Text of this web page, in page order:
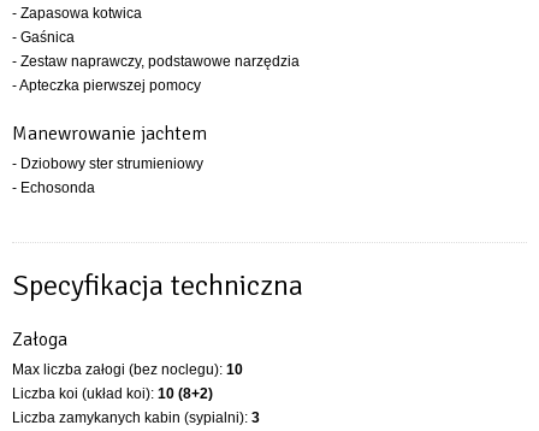
- Zapasowa kotwica
- Gaśnica
- Zestaw naprawczy, podstawowe narzędzia
- Apteczka pierwszej pomocy
Manewrowanie jachtem
- Dziobowy ster strumieniowy
- Echosonda
Specyfikacja techniczna
Załoga
Max liczba załogi (bez noclegu): 10
Liczba koi (układ koi): 10 (8+2)
Liczba zamykanych kabin (sypialni): 3